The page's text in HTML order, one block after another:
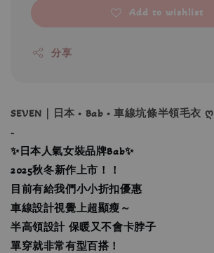
Add to wishlist
分享
SEVEN｜日本 • Bab • 車線坑條半領毛衣 ღ
-
✨日本人氣女裝品牌Bab✨
2025秋冬新作上市！！
目前有給我們小小折扣優惠
車線設計視覺上超顯瘦～
半高領設計 保暖又不會卡脖子
單穿就非常有型百搭！